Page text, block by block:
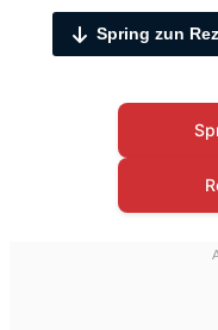
Spring zun